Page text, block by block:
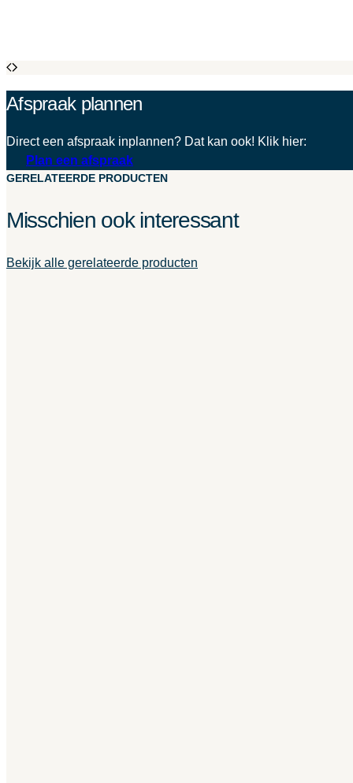
Afspraak plannen
Direct een afspraak inplannen? Dat kan ook! Klik hier:
Plan een afspraak
GERELATEERDE PRODUCTEN
Misschien ook interessant
Bekijk alle gerelateerde producten